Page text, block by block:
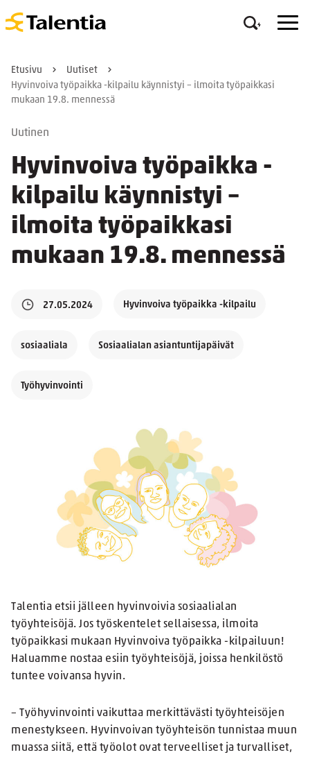
Etusivu
Uutiset
Hyvinvoiva työpaikka -kilpailu käynnistyi – ilmoita työpaikkasi
mukaan 19.8. mennessä
Uutinen
Hyvinvoiva työpaikka -
kilpailu käynnistyi –
ilmoita työpaikkasi
mukaan 19.8. mennessä
27.05.2024 Hyvinvoiva työpaikka -kilpailu
sosiaaliala Sosiaalialan asiantuntijapäivät
Työhyvinvointi
Talentia etsii jälleen hyvinvoivia sosiaalialan
työyhteisöjä. Jos työskentelet sellaisessa, ilmoita
työpaikkasi mukaan Hyvinvoiva työpaikka -kilpailuun!
Haluamme nostaa esiin työyhteisöjä, joissa henkilöstö
tuntee voivansa hyvin.
– Työhyvinvointi vaikuttaa merkittävästi työyhteisöjen
menestykseen. Hyvinvoivan työyhteisön tunnistaa muun
muassa siitä, että työolot ovat terveelliset ja turvalliset,